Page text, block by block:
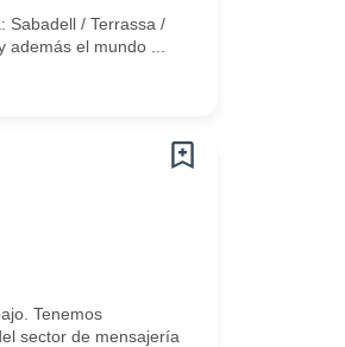
Sabadell / Terrassa /
el mundo ...
Tenemos
sector de mensajería